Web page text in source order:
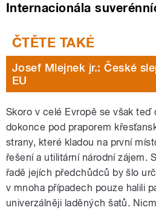
Internacionála
Josef Mlejnek jr.: České
EU
Skoro v celé Evropě se však teď
dokonce pod praporem
strany, které kladou na první
řešení a utilitární národní zájem.
řadě jejích předchůdců by šlo
v mnoha případech pouze halili
univerzálněji laděných šatů.